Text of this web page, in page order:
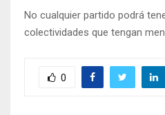
No cualquier partido podrá
colectividades que tengan
0